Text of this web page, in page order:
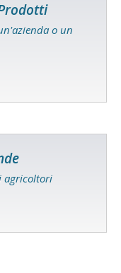
o un
agricoltori